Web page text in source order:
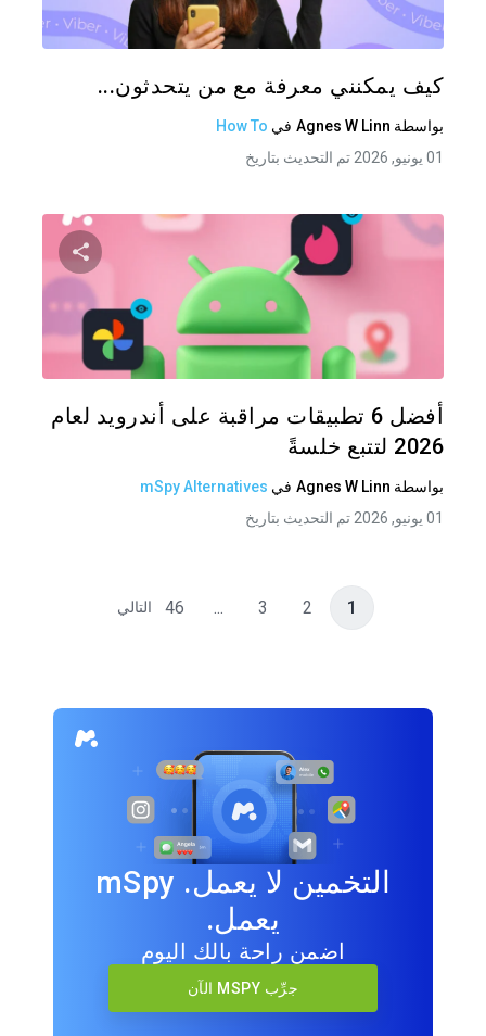
كيف يمكنني معرفة مع من يتحدثون...
بواسطة Agnes W Linn في How To
01 يونيو, 2026 تم التحديث بتاريخ
شارك
أفضل 6 تطبيقات مراقبة على أندرويد لعام
2026 لتتبع خلسةً
بواسطة Agnes W Linn في mSpy Alternatives
01 يونيو, 2026 تم التحديث بتاريخ
1
2
3
...
46 التالي
التخمين لا يعمل. mSpy
يعمل.
اضمن راحة بالك اليوم
جرِّب MSPY الآن